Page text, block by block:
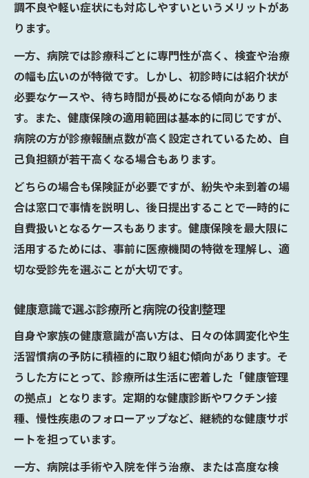
調不良や軽い症状にも対応しやすいというメリットがあ
ります。
一方、病院では診療科ごとに専門性が高く、検査や治療
の幅も広いのが特徴です。しかし、初診時には紹介状が
必要なケースや、待ち時間が長めになる傾向がありま
す。また、健康保険の適用範囲は基本的に同じですが、
病院の方が診療報酬点数が高く設定されているため、自
己負担額が若干高くなる場合もあります。
どちらの場合も保険証が必要ですが、紛失や未到着の場
合は窓口で事情を説明し、後日提出することで一時的に
自費扱いとなるケースもあります。健康保険を最大限に
活用するためには、事前に医療機関の特徴を理解し、適
切な受診先を選ぶことが大切です。
健康意識で選ぶ診療所と病院の役割整理
自身や家族の健康意識が高い方は、日々の体調変化や生
活習慣病の予防に積極的に取り組む傾向があります。そ
うした方にとって、診療所は生活に密着した「健康管理
の拠点」となります。定期的な健康診断やワクチン接
種、慢性疾患のフォローアップなど、継続的な健康サポ
ートを担っています。
一方、病院は手術や入院を伴う治療、または高度な検